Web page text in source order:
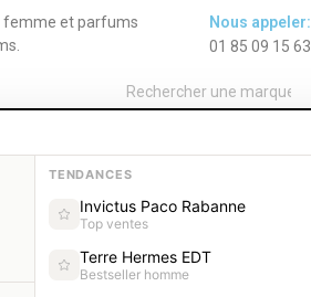
femme et parfums
Nous appeler:
01 85 09 15 63
Accueil
TENDANCES
Invictus Paco Rabanne
Top ventes
Terre Hermes EDT
Bestseller homme